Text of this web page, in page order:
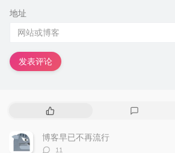
地址
发表评论
热
文
章
博客早已不再流行
评
11